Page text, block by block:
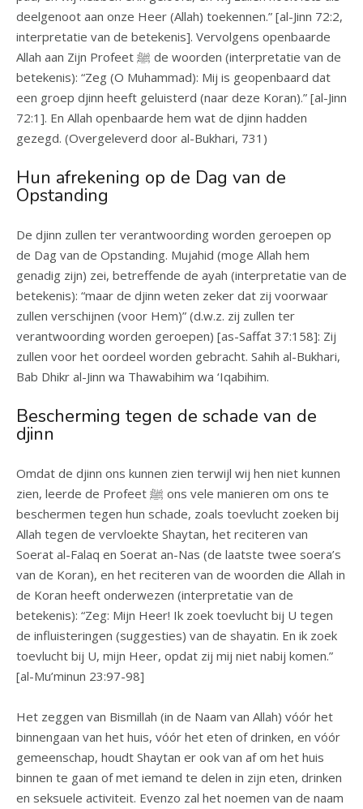
deelgenoot aan onze Heer (Allah) toekennen.” [al-Jinn 72:2,
interpretatie van de betekenis]. Vervolgens openbaarde
Allah aan Zijn Profeet ﷺ de woorden (interpretatie van de
betekenis): “Zeg (O Muhammad): Mij is geopenbaard dat
een groep djinn heeft geluisterd (naar deze Koran).” [al-Jinn
72:1]. En Allah openbaarde hem wat de djinn hadden
gezegd. (Overgeleverd door al-Bukhari, 731)
Hun afrekening op de Dag van de
Opstanding
De djinn zullen ter verantwoording worden geroepen op
de Dag van de Opstanding. Mujahid (moge Allah hem
genadig zijn) zei, betreffende de ayah (interpretatie van de
betekenis): “maar de djinn weten zeker dat zij voorwaar
zullen verschijnen (voor Hem)” (d.w.z. zij zullen ter
verantwoording worden geroepen) [as-Saffat 37:158]: Zij
zullen voor het oordeel worden gebracht. Sahih al-Bukhari,
Bab Dhikr al-Jinn wa Thawabihim wa ‘Iqabihim.
Bescherming tegen de schade van de
djinn
Omdat de djinn ons kunnen zien terwijl wij hen niet kunnen
zien, leerde de Profeet ﷺ ons vele manieren om ons te
beschermen tegen hun schade, zoals toevlucht zoeken bij
Allah tegen de vervloekte Shaytan, het reciteren van
Soerat al-Falaq en Soerat an-Nas (de laatste twee soera’s
van de Koran), en het reciteren van de woorden die Allah in
de Koran heeft onderwezen (interpretatie van de
betekenis): “Zeg: Mijn Heer! Ik zoek toevlucht bij U tegen
de influisteringen (suggesties) van de shayatin. En ik zoek
toevlucht bij U, mijn Heer, opdat zij mij niet nabij komen.”
[al-Mu’minun 23:97-98]
Het zeggen van Bismillah (in de Naam van Allah) vóór het
binnengaan van het huis, vóór het eten of drinken, en vóór
gemeenschap, houdt Shaytan er ook van af om het huis
binnen te gaan of met iemand te delen in zijn eten, drinken
en seksuele activiteit. Evenzo zal het noemen van de naam